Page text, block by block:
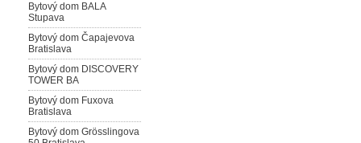
Bytový dom BALA
Stupava
Bytový dom Čapajevova
Bratislava
Bytový dom DISCOVERY
TOWER BA
Bytový dom Fuxova
Bratislava
Bytový dom Grösslingova